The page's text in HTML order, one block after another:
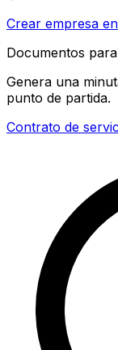
Crear empresa
Documentos
Genera una
punto de partida.
Contrato de